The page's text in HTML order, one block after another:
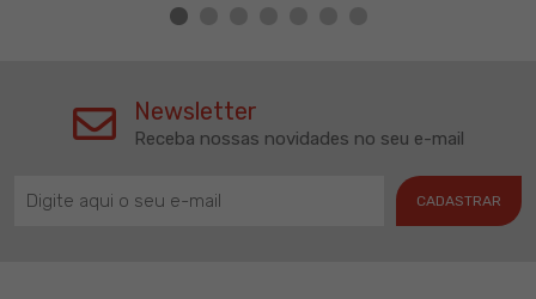
Newsletter
Receba nossas novidades no seu e-mail
CADASTRAR